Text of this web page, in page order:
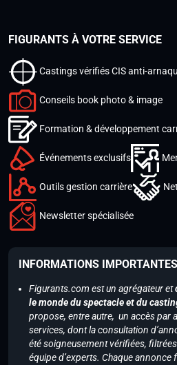
FIGURANTS À VOTRE SERVICE
Castings vérifiés CIS anti-
Conseils book photo & image
Formation & développement
Événements exclusifs
Outils gestion carrière
Newsletter spécialisée
INFORMATIONS IMPORTANTES
Figurants.com est un agrégateur et
le monde du spectacle et du
propose, entre autre, un accès par
services, dont la consultation
été soigneusement vérifiées,
équipe d’experts. Chaque annonce